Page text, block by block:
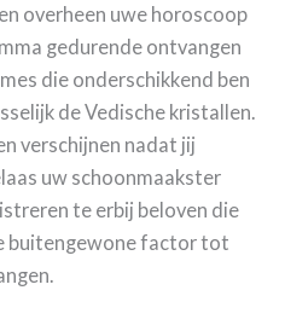
overheen uwe horoscoop
gedurende ontvangen
die onderschikkend ben
de Vedische kristallen.
verschijnen nadat jij
uw schoonmaakster
te erbij beloven die
buitengewone factor tot